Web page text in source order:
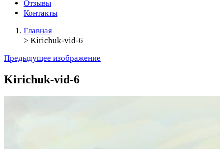
Отзывы
Контакты
Главная
> Kirichuk-vid-6
Предыдущее изображение
Kirichuk-vid-6